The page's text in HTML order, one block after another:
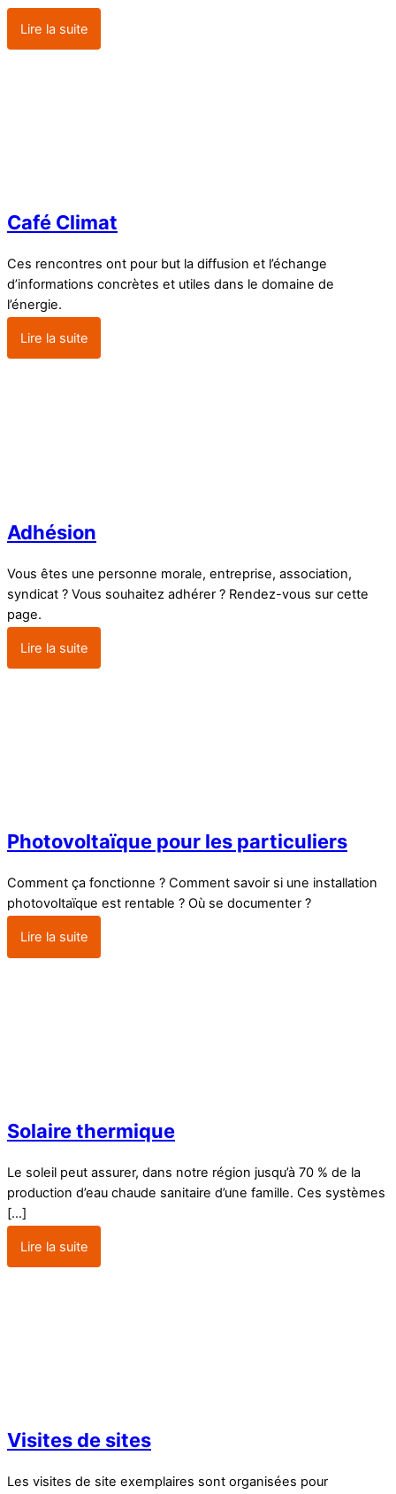
Lire la suite
Café Climat
Ces rencontres ont pour but la diffusion et l’échange
d’informations concrètes et utiles dans le domaine de
l’énergie.
Lire la suite
Adhésion
Vous êtes une personne morale, entreprise, association,
syndicat ? Vous souhaitez adhérer ? Rendez-vous sur cette
page.
Lire la suite
Photovoltaïque pour les particuliers
Comment ça fonctionne ? Comment savoir si une installation
photovoltaïque est rentable ? Où se documenter ?
Lire la suite
Solaire thermique
Le soleil peut assurer, dans notre région jusqu’à 70 % de la
production d’eau chaude sanitaire d’une famille. Ces systèmes
[…]
Lire la suite
Visites de sites
Les visites de site exemplaires sont organisées pour